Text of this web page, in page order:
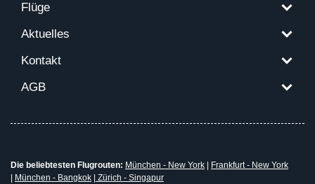
Flüge
Aktuelles
Kontakt
AGB
Die beliebtesten Flugrouten: München - New York
Frankfurt - New York
München - Bangkok
Zürich - Singapur